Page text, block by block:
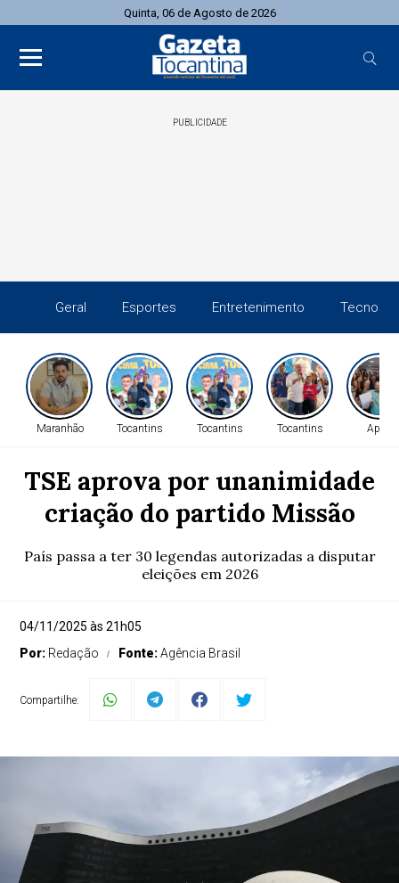
Quinta, 06 de Agosto de 2026
PUBLICIDADE
Geral Esportes Entretenimento
Maranhão Tocantins Tocantins Tocantins Apoio
TSE aprova por unanimidade
criação do partido Missão
País passa a ter 30 legendas autorizadas a disputar
eleições em 2026
04/11/2025 às 21h05
Por: Redação Fonte:Agência Brasil
Compartilhe: